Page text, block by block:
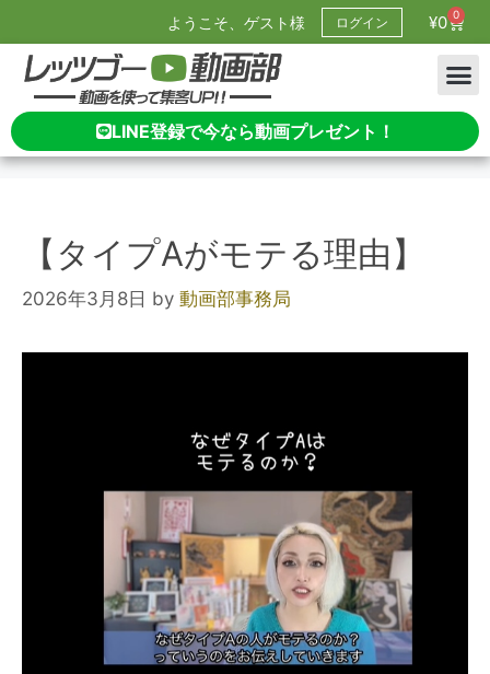
ようこそ、ゲスト様 ログイン ¥0 0
LINE登録で今なら動画プレゼント！
【タイプAがモテる理由】
2026年3月8日 by 動画部事務局